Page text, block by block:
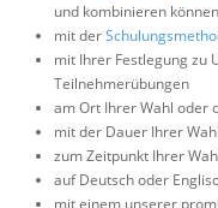
und kombinieren
mit der
mit Ihrer Festlegung zu
Teilnehmerübungen
am Ort Ihrer Wahl oder
mit der Dauer Ihrer Wahl
zum Zeitpunkt Ihrer
auf Deutsch oder
mit einem unserer